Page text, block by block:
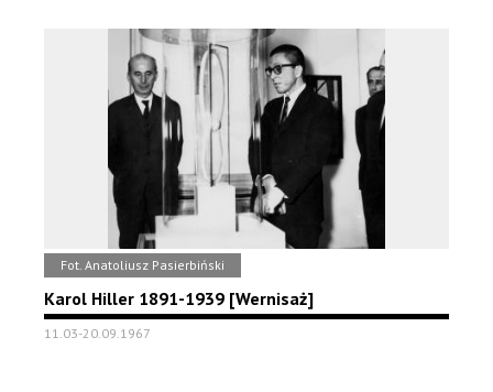
Fot. Anatoliusz Pasierbiński
Karol Hiller 1891-1939 [Wernisaż]
11.03-20.09.1967